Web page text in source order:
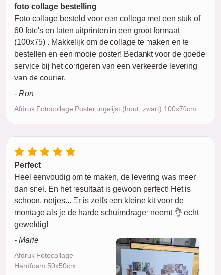
foto collage bestelling
Foto collage besteld voor een collega met een stuk of
60 foto's en laten uitprinten in een groot formaat
(100x75) . Makkelijk om de collage te maken en te
bestellen en een mooie poster! Bedankt voor de goede
service bij het corrigeren van een verkeerde levering
van de courier.
- Ron
Afdruk Fotocollage Poster ingelijst (hout, zwart) 100x70cm
Perfect
Heel eenvoudig om te maken, de levering was meer
dan snel. En het resultaat is gewoon perfect! Het is
schoon, netjes... Er is zelfs een kleine kit voor de
montage als je de harde schuimdrager neemt 👌 echt
geweldig!
- Marie
Afdruk Fotocollage
Hardfoam 50x50cm